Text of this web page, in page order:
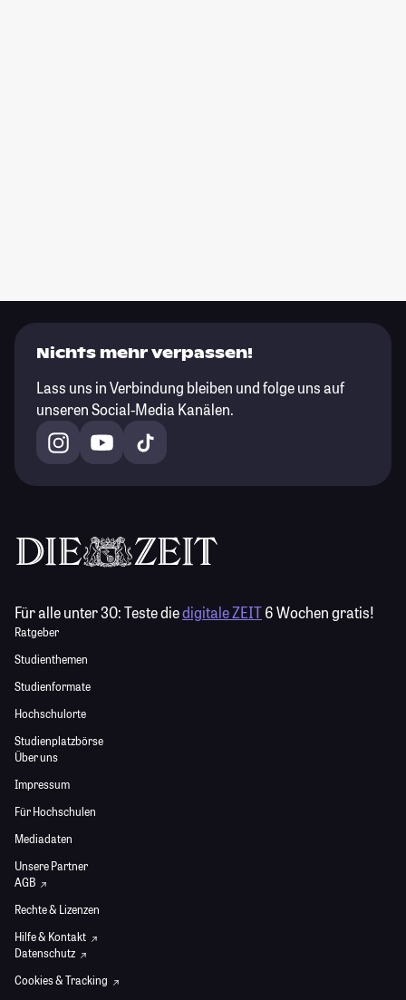
Nichts mehr verpassen!
Lass uns in Verbindung bleiben und folge uns auf
unseren Social-Media Kanälen.
Für alle unter 30:Teste diedigitale ZEIT6 Wochen gratis!
Ratgeber
Studienthemen
Studienformate
Hochschulorte
Studienplatzbörse
Über uns
Impressum
Für Hochschulen
Mediadaten
Unsere Partner
AGB
Rechte & Lizenzen
Hilfe & Kontakt
Datenschutz
Cookies & Tracking